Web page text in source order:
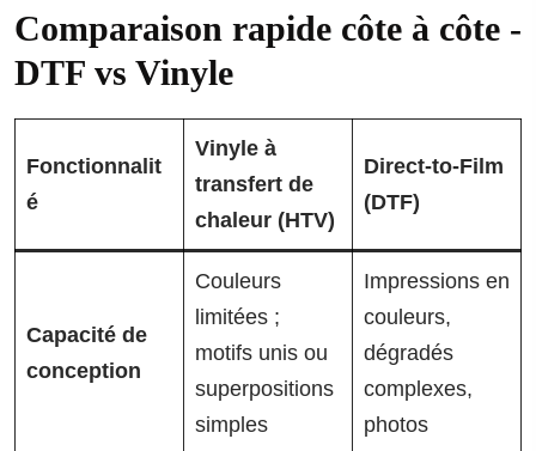
Comparaison rapide côte à côte -
DTF vs Vinyle
Fonctionnalit
é
Vinyle à
transfert de
chaleur (HTV)
Direct-to-Film
(DTF)
Capacité de
conception
Couleurs
limitées ;
motifs unis ou
superpositions
simples
Impressions en
couleurs,
dégradés
complexes,
photos